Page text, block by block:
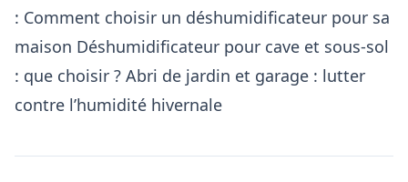
: Comment choisir un déshumidificateur pour sa
maison Déshumidificateur pour cave et sous-sol
: que choisir ? Abri de jardin et garage : lutter
contre l’humidité hivernale